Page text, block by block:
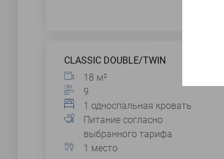
CLASSIC DOUBLE/TWIN
18 м²
9
1 односпальная кровать
Питание согласно
выбранного тарифа
1 место